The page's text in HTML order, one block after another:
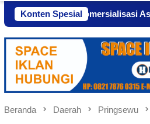
Konten Spesial
Komersialisasi Aset
Beranda Daerah Pringsewu